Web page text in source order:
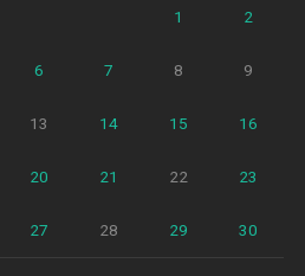
1 2
6 7 8 9
13 14 15 16
20 21 22 23
27 28 29 30